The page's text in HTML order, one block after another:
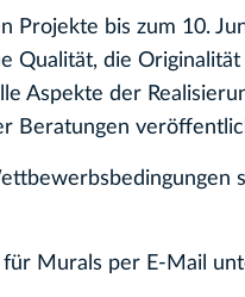
Projekte bis zum 10.
Qualität, die
Aspekte der
Beratungen
für Murals per E-Mail